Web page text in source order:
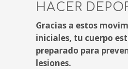
HACER
Gracias a estos
iniciales, tu cuerpo
preparado para
lesiones.